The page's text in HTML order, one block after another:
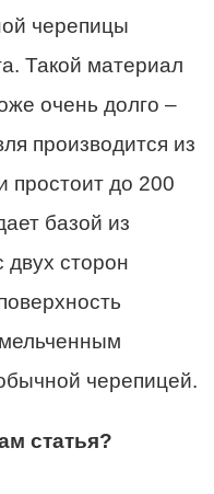
черепицы
Такой материал
очень долго –
производится из
простоит до 200
базой из
двух сторон
черепицей.
статья?